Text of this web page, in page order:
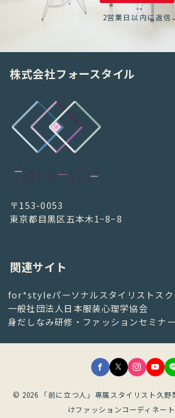
2営業日以内に返信
株式会社フォースタイル
〒153-0053
東京都目黒区五本木1−8−8
関連サイト
for*styleパーソナルスタイリストスク
一般社団法人日本服装心理学協会
身だしなみ研修・ファッションセミナ
© 2026
「前に立つ人」専属スタイリスト久
けファッションコーディネー